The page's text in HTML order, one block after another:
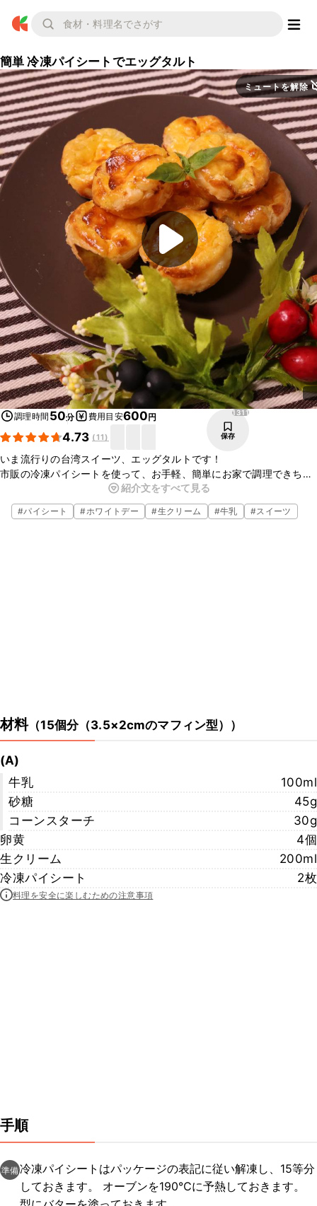
簡単 冷凍パイシートでエッグタルト
ミュートを解除
調理時間 50分 費用目安600円
4.73 (11)
1311
保存
いま流行りの台湾スイーツ、エッグタルトです！
市販の冷凍パイシートを使って、お手軽、簡単にお家で調理できちゃ
今回は小さめの型を使用して、たくさん作ってころんとかわいらしく
仕上げました。
紹介文をすべて見る
#パイシート #ホワイトデー #生クリーム #牛乳 #スイーツ
材料（15個分（3.5×2cmのマフィン型） ）
(A)
牛乳
100ml
砂糖
45g
コーンスターチ
30g
卵黄
4個
生クリーム
200ml
冷凍パイシート
2枚
料理を安全に楽しむための注意事項
手順
準備冷凍パイシートはパッケージの表記に従い解凍し、15等分
しておきます。 オーブンを190℃に予熱しておきます。